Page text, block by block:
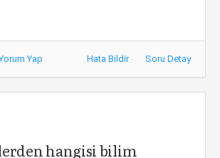
Yap Hata Bildir Soru Detay
hangisi bilim